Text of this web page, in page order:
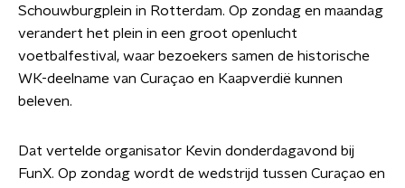
Schouwburgplein in Rotterdam. Op zondag en maandag
verandert het plein in een groot openlucht
voetbalfestival, waar bezoekers samen de historische
WK-deelname van Curaçao en Kaapverdië kunnen
beleven.
Dat vertelde organisator Kevin donderdagavond bij
FunX. Op zondag wordt de wedstrijd tussen Curaçao en